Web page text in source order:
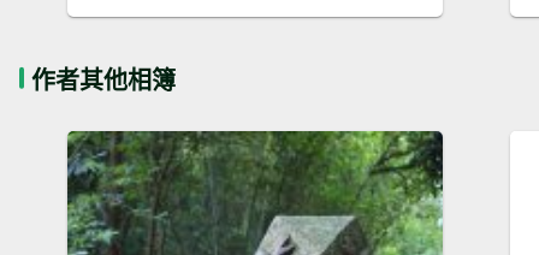
作者其他相簿